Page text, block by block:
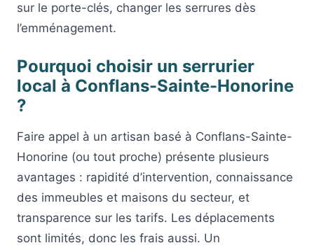
sur le porte-clés, changer les serrures dès
l’emménagement.
Pourquoi choisir un serrurier
local à Conflans-Sainte-Honorine
?
Faire appel à un artisan basé à Conflans-Sainte-
Honorine (ou tout proche) présente plusieurs
avantages : rapidité d’intervention, connaissance
des immeubles et maisons du secteur, et
transparence sur les tarifs. Les déplacements
sont limités, donc les frais aussi. Un